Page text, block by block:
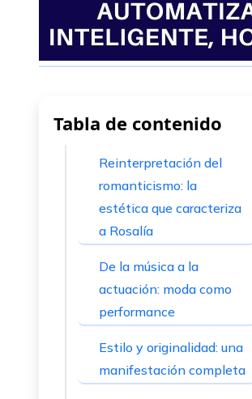
Tabla de contenido
Reinterpretación del
romanticismo: la
estética que caracteriza
a Rosalía
De la música a la
actuación: moda como
performance
Estilo y originalidad: una
manifestación completa